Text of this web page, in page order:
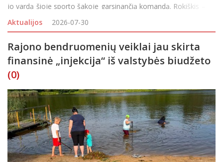
jo vardą šioje sporto šakoje garsinančią komandą. Rokiškis – ne
išimtis, garsiai pradėjęs svajoti apie profesionalią
Aktualijos 2026-07-30
Rajono bendruomenių veiklai jau skirta
finansinė „injekcija“ iš valstybės biudžeto
(0)